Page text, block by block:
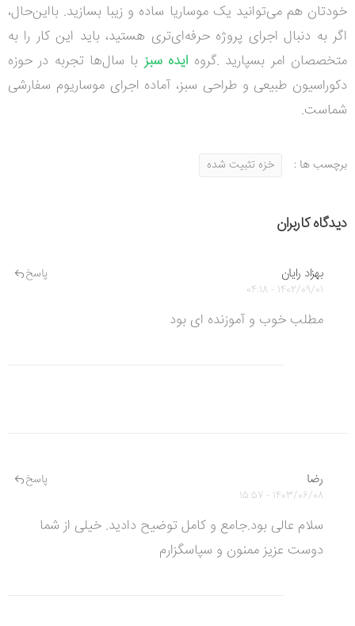
خودتان هم می‌توانید یک موساریا ساده و زیبا بسازید. بااین‌حال،
اگر به دنبال اجرای پروژه حرفه‌ای‌تری هستید، باید این کار را به
متخصصان امر بسپارید .گروه ایده سبزبا سال‌ها تجربه در حوزه
دکوراسیون طبیعی و طراحی سبز، آماده اجرای موساریوم سفارشی
شماست.
برچسب ها : خزه تثبیت شده
دیدگاه کاربران
پاسخ بهزاد رایان
1402/09/01 - 04:18
مطلب خوب و آموزنده ای بود
پاسخ رضا
1403/06/08 - 15:57
سلام عالی بود.جامع و کامل توضیح دادید. خیلی از شما
دوست عزیز ممنون و سپاسگزارم